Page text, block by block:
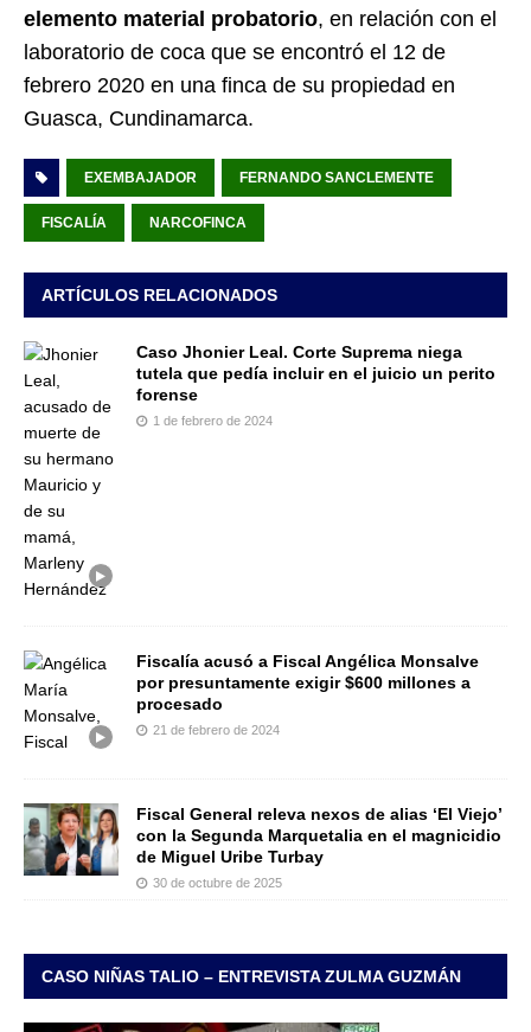
elemento material probatorio, en relación con el
laboratorio de coca que se encontró el 12 de
febrero 2020 en una finca de su propiedad en
Guasca, Cundinamarca.
EXEMBAJADOR FERNANDO SANCLEMENTE
FISCALÍA NARCOFINCA
ARTÍCULOS RELACIONADOS
Caso Jhonier Leal. Corte Suprema niega
tutela que pedía incluir en el juicio un perito
forense
1 de febrero de 2024
Fiscalía acusó a Fiscal Angélica Monsalve
por presuntamente exigir $600 millones a
procesado
21 de febrero de 2024
Fiscal General releva nexos de alias ‘El Viejo’
con la Segunda Marquetalia en el magnicidio
de Miguel Uribe Turbay
30 de octubre de 2025
CASO NIÑAS TALIO – ENTREVISTA ZULMA GUZMÁN